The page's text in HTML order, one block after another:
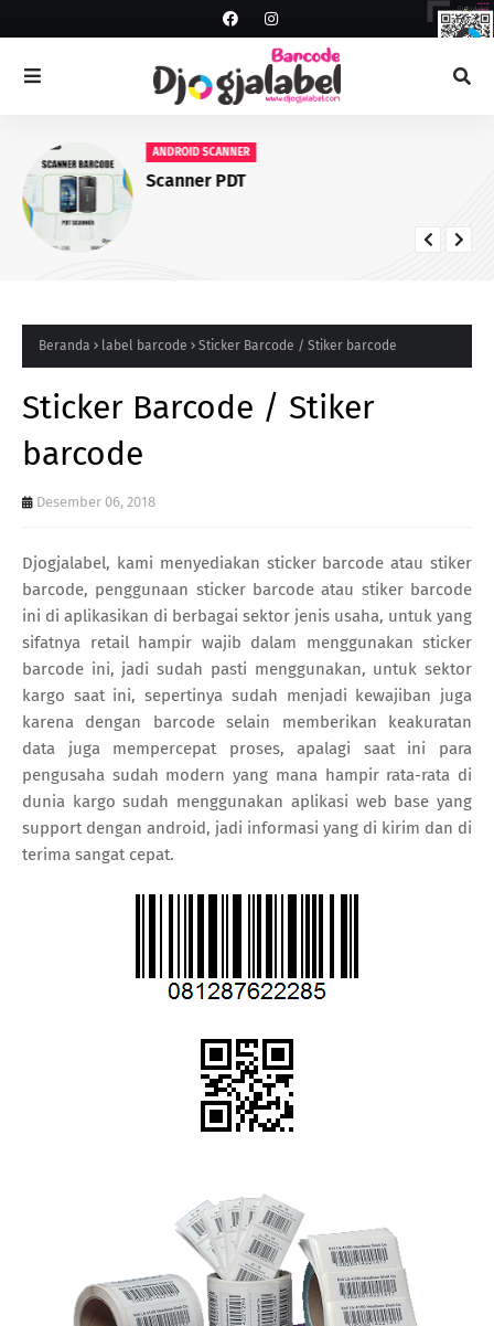
ANDROID SCANNER
Scanner PDT
Beranda label barcode Sticker Barcode / Stiker barcode
Sticker Barcode / Stiker
barcode
Desember 06, 2018
Djogjalabel, kami menyediakan sticker barcode atau stiker
barcode, penggunaan sticker barcode atau stiker barcode
ini di aplikasikan di berbagai sektor jenis usaha, untuk yang
sifatnya retail hampir wajib dalam menggunakan sticker
barcode ini, jadi sudah pasti menggunakan, untuk sektor
kargo saat ini, sepertinya sudah menjadi kewajiban juga
karena dengan barcode selain memberikan keakuratan
data juga mempercepat proses, apalagi saat ini para
pengusaha sudah modern yang mana hampir rata-rata di
dunia kargo sudah menggunakan aplikasi web base yang
support dengan android, jadi informasi yang di kirim dan di
terima sangat cepat.